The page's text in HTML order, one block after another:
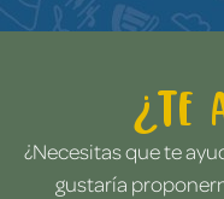
¿Te
¿Necesitas que te
gustaría